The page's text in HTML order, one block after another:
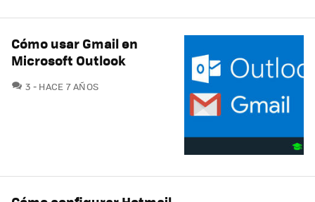
Cómo usar Gmail en
Microsoft Outlook
3 COMENTARIOS
HACE 7 AÑOS